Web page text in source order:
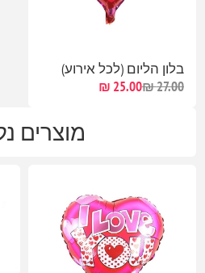
בלון הליום (לכל אירוע)
27.00 ₪
25.00 ₪
מוצרים